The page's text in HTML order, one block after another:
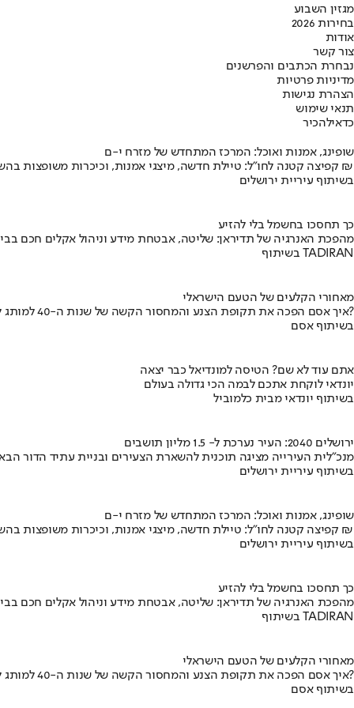
מגזין השבוע
בחירות 2026
אודות
צור קשר
נבחרת הכתבים והפרשנים
מדיניות פרטיות
הצהרת נגישות
תנאי שימוש
כדאילהכיר
שופינג, אמנות ואוכל: המרכז המתחדש של מזרח י-ם
קפיצה קטנה לחו"ל: טיילת חדשה, מיצגי אמנות, וכיכרות משופצות בהשקעה של 100 מיליון ₪
בשיתוף עיריית ירושלים
כך תחסכו בחשמל בלי להזיע
מהפכת האנרגיה של תדיראן: שליטה, אבטחת מידע וניהול אקלים חכם
בשיתוף TADIRAN
מאחורי הקלעים של הטעם הישראלי
איך אסם הפכה את תקופת הצנע והמחסור הקשה של שנות ה-40 למותג לאומי?
בשיתוף אסם
אתם עוד לא שם? הטיסה למונדיאל כבר יצאה
יונדאי לוקחת אתכם לבמה הכי גדולה בעולם
בשיתוף יונדאי מבית כלמוביל
ירושלים 2040: העיר נערכת ל- 1.5 מליון תושבים
מנכ"לית העירייה מציגה תוכנית להשארת הצעירים ובניית עתיד הדור
בשיתוף עיריית ירושלים
שופינג, אמנות ואוכל: המרכז המתחדש של מזרח י-ם
קפיצה קטנה לחו"ל: טיילת חדשה, מיצגי אמנות, וכיכרות משופצות בהשקעה של 100 מיליון ₪
בשיתוף עיריית ירושלים
כך תחסכו בחשמל בלי להזיע
מהפכת האנרגיה של תדיראן: שליטה, אבטחת מידע וניהול אקלים חכם
בשיתוף TADIRAN
מאחורי הקלעים של הטעם הישראלי
איך אסם הפכה את תקופת הצנע והמחסור הקשה של שנות ה-40 למותג לאומי?
בשיתוף אסם